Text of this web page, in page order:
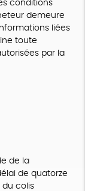
conditions
demeure
liées
toute
par la
de la
de quatorze
du colis